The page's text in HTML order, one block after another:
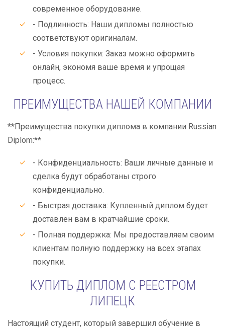
современное оборудование.
- Подлинность: Наши дипломы полностью
соответствуют оригиналам.
- Условия покупки: Заказ можно оформить
онлайн, экономя ваше время и упрощая
процесс.
ПРЕИМУЩЕСТВА НАШЕЙ КОМПАНИИ
**Преимущества покупки диплома в компании Russian
Diplom:**
- Конфиденциальность: Ваши личные данные и
сделка будут обработаны строго
конфиденциально.
- Быстрая доставка: Купленный диплом будет
доставлен вам в кратчайшие сроки.
- Полная поддержка: Мы предоставляем своим
клиентам полную поддержку на всех этапах
покупки.
КУПИТЬ ДИПЛОМ С РЕЕСТРОМ
ЛИПЕЦК
Настоящий студент, который завершил обучение в